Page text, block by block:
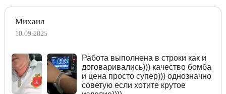
Михаил
10.09.2025
Работа выполнена в строки как и
договаривались))) качество бомба
и цена просто супер))) однозначно
советую если хотите крутое